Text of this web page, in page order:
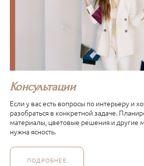
Консультации
Если у вас есть вопросы по интерьеру и
разобраться в конкретной задаче.
материалы, цветовые решения и другие
нужна ясность.
ПОДРОБНЕЕ